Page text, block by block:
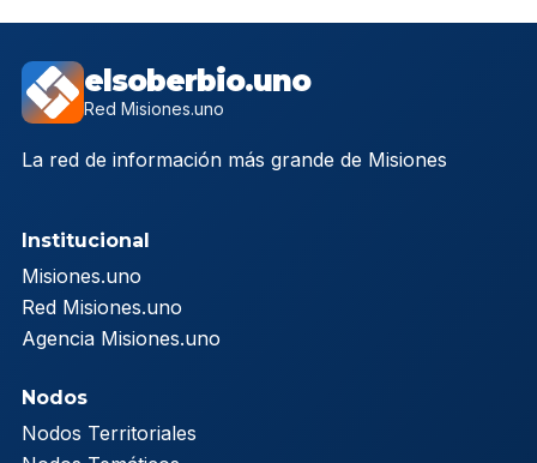
elsoberbio.uno
Red Misiones.uno
La red de información más grande de Misiones
Institucional
Misiones.uno
Red Misiones.uno
Agencia Misiones.uno
Nodos
Nodos Territoriales